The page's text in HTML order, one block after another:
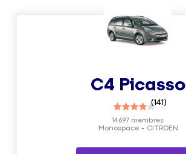
C4 Picasso
(141)
Monospace CITROEN
14697 membres